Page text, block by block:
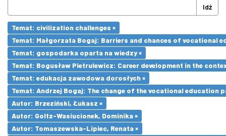
Idź
Temat: civilization challenges ×
Temat: Małgorzata Bogaj: Barriers and chances of vocational
Temat: gospodarka oparta na wiedzy ×
Temat: Bogusław Pietrulewicz: Career development in the
Temat: edukacja zawodowa dorosłych ×
Temat: Andrzej Bogaj: The change of the vocational education
Autor: Brzeziński, Łukasz ×
Autor: Goltz-Wasiucionek, Dominika ×
Autor: Tomaszewska-Lipiec, Renata ×